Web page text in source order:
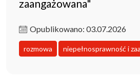
zaangażowana"
Opublikowano: 03.07.2026
rozmowa niepełnosprawność i